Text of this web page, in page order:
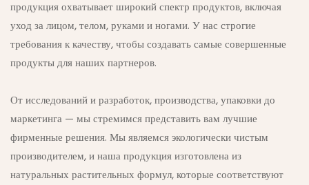
продукция охватывает широкий спектр продуктов, включая
уход за лицом, телом, руками и ногами. У нас строгие
требования к качеству, чтобы создавать самые совершенные
продукты для наших партнеров.
От исследований и разработок, производства, упаковки до
маркетинга — мы стремимся представить вам лучшие
фирменные решения. Мы являемся экологически чистым
производителем, и наша продукция изготовлена ​​из
натуральных растительных формул, которые соответствуют